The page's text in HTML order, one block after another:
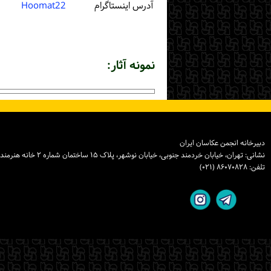
آدرس اینستاگرام Hoomat22
نمونه آثار:
دبیرخانه انجمن عکاسان ایران
نشانی: تهران، خیابان خردمند جنوبی، خیابان نوشهر، پلاک ۱۵ ساختمان شماره ۲ خانه هنرمندان ایران، واحد ۸
تلفن: ۸۶۰۷۰۸۲۸ (۰۲۱)